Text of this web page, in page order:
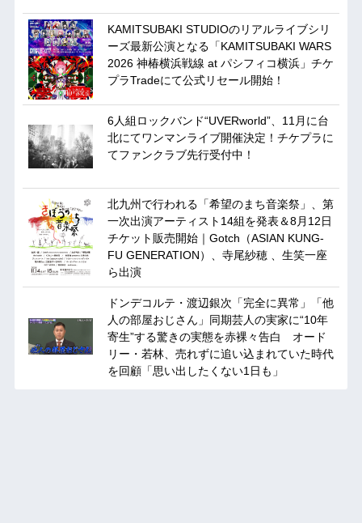
KAMITSUBAKI STUDIOのリアルライブシリ
ーズ最新公演となる「KAMITSUBAKI WARS
2026 神椿横浜戦線 at パシフィコ横浜」チケ
プラTradeにて公式リセール開始！
6人組ロックバンド“UVERworld”、11月に台
北にてワンマンライブ開催決定！チケプラに
てファンクラブ先行受付中！
北九州で行われる「希望のまち音楽祭」、第
一次出演アーティスト14組を発表＆8月12日
チケット販売開始｜Gotch（ASIAN KUNG-
FU GENERATION）、寺尾紗穂 、生笑一座
ら出演
ドンデコルテ・渡辺銀次「完全に異常」「他
人の部屋おじさん」同期芸人の実家に“10年
寄生”する驚きの実態を赤裸々告白 オード
リー・若林、売れずに追い込まれていた時代
を回顧「思い出したくない1日も」